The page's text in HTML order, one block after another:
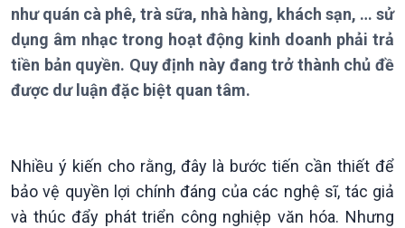
Bản tin
Chuyên mục
Theo dòng Thời sự
Chính trị
Tin Chính trị
Thế giới
Tin thế giới
như quán cà phê, trà sữa, nhà hàng, khách sạn, … sử
dụng âm nhạc trong hoạt động kinh doanh phải trả
tiền bản quyền. Quy định này đang trở thành chủ đề
được dư luận đặc biệt quan tâm.
Nhiều ý kiến cho rằng, đây là bước tiến cần thiết để
bảo vệ quyền lợi chính đáng của các nghệ sĩ, tác giả
và thúc đẩy phát triển công nghiệp văn hóa. Nhưng